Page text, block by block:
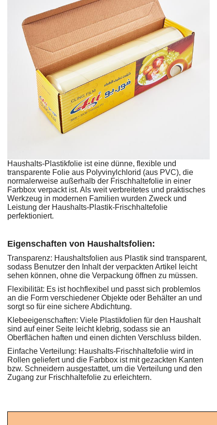
Haushalts-Plastikfolie ist eine dünne, flexible und
transparente Folie aus Polyvinylchlorid (aus PVC), die
normalerweise außerhalb der Frischhaltefolie in einer
Farbbox verpackt ist. Als weit verbreitetes und praktisches
Werkzeug in modernen Familien wurden Zweck und
Leistung der Haushalts-Plastik-Frischhaltefolie
perfektioniert.
Eigenschaften von Haushaltsfolien:
Transparenz: Haushaltsfolien aus Plastik sind transparent,
sodass Benutzer den Inhalt der verpackten Artikel leicht
sehen können, ohne die Verpackung öffnen zu müssen.
Flexibilität: Es ist hochflexibel und passt sich problemlos
an die Form verschiedener Objekte oder Behälter an und
sorgt so für eine sichere Abdichtung.
Klebeeigenschaften: Viele Plastikfolien für den Haushalt
sind auf einer Seite leicht klebrig, sodass sie an
Oberflächen haften und einen dichten Verschluss bilden.
Einfache Verteilung: Haushalts-Frischhaltefolie wird in
Rollen geliefert und die Farbbox ist mit gezackten Kanten
bzw. Schneidern ausgestattet, um die Verteilung und den
Zugang zur Frischhaltefolie zu erleichtern.